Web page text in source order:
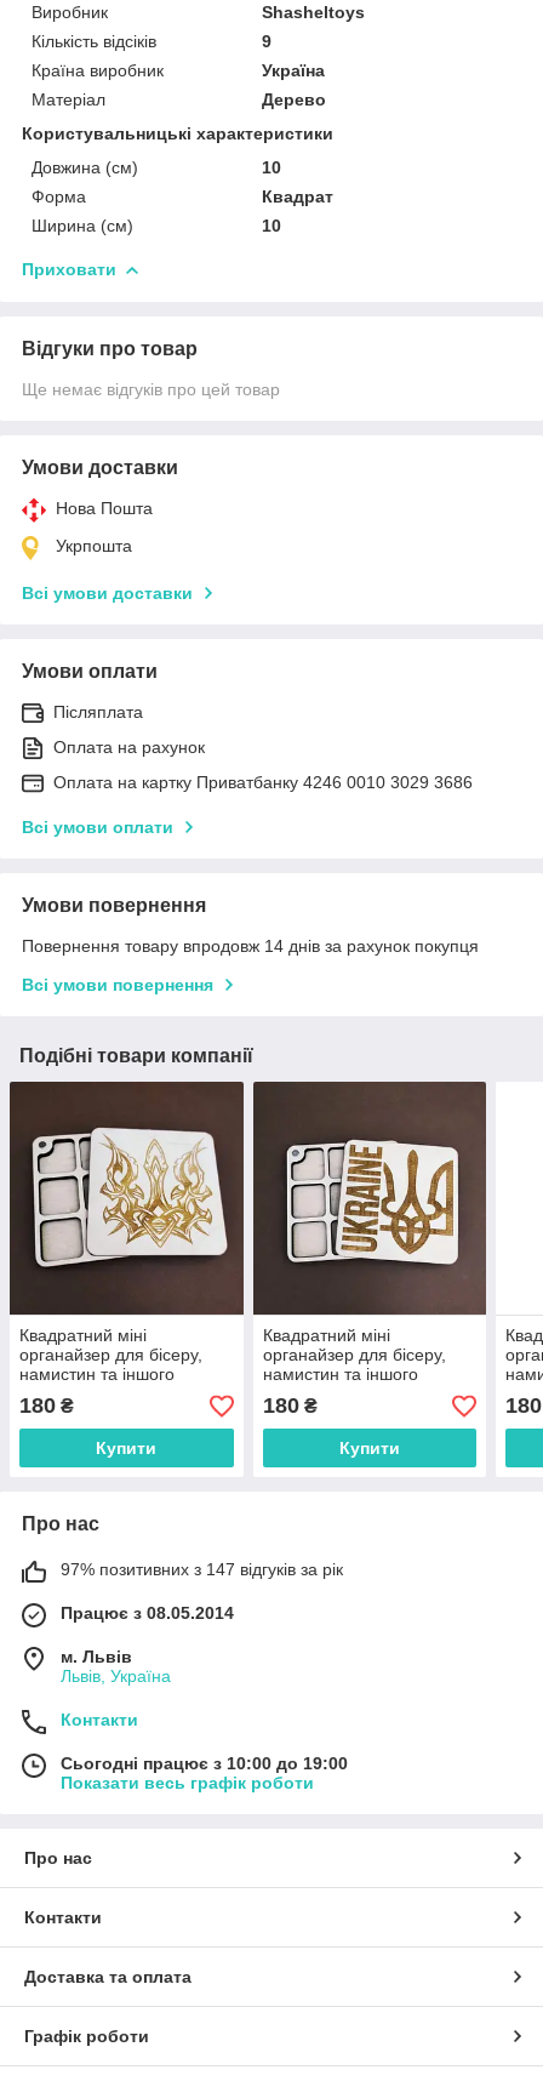
Виробник
Shasheltoys
Кількість відсіків
9
Країна виробник
Україна
Матеріал
Дерево
Користувальницькі характеристики
Довжина (см)
10
Форма
Квадрат
Ширина (см)
10
Приховати
Відгуки про товар
Ще немає відгуків про цей товар
Умови доставки
Нова Пошта
Укрпошта
Всі умови доставки
Умови оплати
Післяплата
Оплата на рахунок
Оплата на картку Приватбанку 4246 0010 3029 3686
Всі умови оплати
Умови повернення
Повернення товару впродовж 14 днів за рахунок покупця
Всі умови повернення
Подібні товари компанії
Квадратний міні
органайзер для бісеру,
намистин та іншого
дріб'язку Коробушка
(060316)
180 ₴
Купити
Квадратний міні
органайзер для бісеру,
намистин та іншого
дріб'язку Коробушка
(060317)
180₴
Купити
180
Про нас
97% позитивних з 147 відгуків за рік
Працює з 08.05.2014
м. Львів
Львів, Україна
Контакти
Сьогодні працює з 10:00 до 19:00
Показати весь графік роботи
Про нас
Контакти
Доставка та оплата
Графік роботи